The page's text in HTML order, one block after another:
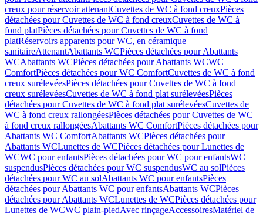
creux pour réservoir attenantCuvettes de WC à fond creuxPièces
détachées pour Cuvettes de WC à fond creuxCuvettes de WC à
fond platPièces détachées pour Cuvettes de WC à fond
platRéservoirs apparents pour WC, en céramique
sanitaireAttenantAbattants WCPièces détachées pour Abattants
WCAbattants WCPièces détachées pour Abattants WCWC
ComfortPièces détachées pour WC ComfortCuvettes de WC à fond
creux surélevéesPièces détachées pour Cuvettes de WC à fond
creux surélevéesCuvettes de WC à fond plat surélevéesPièces
détachées pour Cuvettes de WC à fond plat surélevéesCuvettes de
WC à fond creux rallongéesPièces détachées pour Cuvettes de WC
à fond creux rallongéesAbattants WC ComfortPièces détachées pour
Abattants WC ComfortAbattants WCPièces détachées pour
Abattants WCLunettes de WCPièces détachées pour Lunettes de
WCWC pour enfantsPièces détachées pour WC pour enfantsWC
suspendusPièces détachées pour WC suspendusWC au solPièces
détachées pour WC au solAbattants WC pour enfantsPièces
détachées pour Abattants WC pour enfantsAbattants WCPièces
détachées pour Abattants WCLunettes de WCPièces détachées pour
Lunettes de WCWC plain-piedAvec rinçageAccessoiresMatériel de